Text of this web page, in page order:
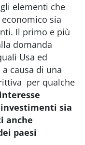
elementi che
sia
Il primo e più
domanda
Usa ed
causa di una
per qualche
sia
anche
paesi